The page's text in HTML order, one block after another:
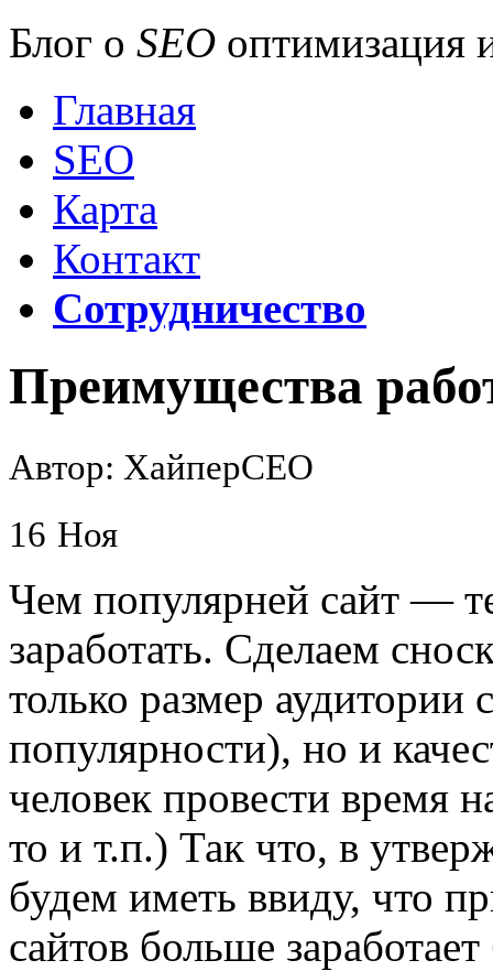
Блог о SEO оптимизация
Главная
SEO
Карта
Контакт
Сотрудничество
Преимущества
Автор: ХайперСЕО
16 Ноя
Чем популярней сайт —
заработать. Сделаем
только размер аудитории
популярности), но и
человек провести время
то и т.п.) Так что, в
будем иметь ввиду, что
сайтов больше